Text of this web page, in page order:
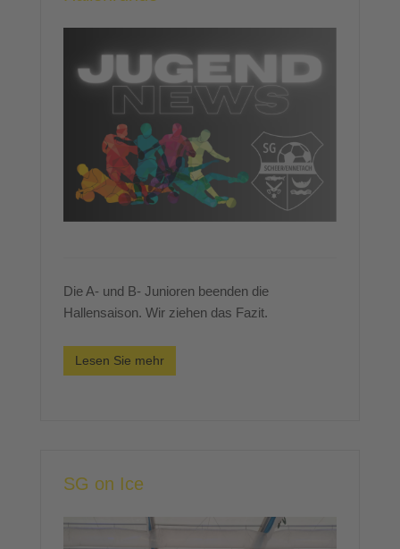
Die A- und B- Junioren beenden die
Hallensaison. Wir ziehen das Fazit.
Lesen Sie mehr
SG on Ice